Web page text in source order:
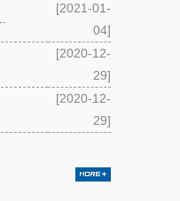
[2021-01-
04]
[2020-12-
29]
[2020-12-
29]